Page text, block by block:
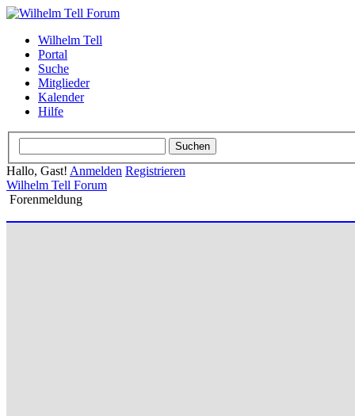
Wilhelm Tell
Portal
Suche
Mitglieder
Kalender
Hilfe
Hallo, Gast! Anmelden Registrieren
Wilhelm Tell Forum
Forenmeldung